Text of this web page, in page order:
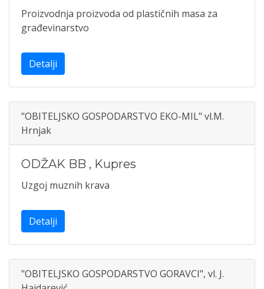
Proizvodnja proizvoda od plastičnih masa za
građevinarstvo
Detalji
"OBITELJSKO GOSPODARSTVO EKO-MIL" vl.M.
Hrnjak
ODŽAK BB , Kupres
Uzgoj muznih krava
Detalji
"OBITELJSKO GOSPODARSTVO GORAVCI", vl. J.